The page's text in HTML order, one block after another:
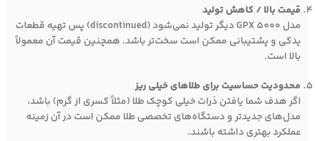
قیمت بالا / کاهش تولید
مدل GPX 5000 دیگر تولید نمی‌شود (discontinued) پس تهیه قطعات
یدکی و پشتیبانی ممکن است سخت‌تر باشد. همچنین قیمت آن معمولاً
بالا است.
محدودیت حساسیت برای طلاهای خیلی ریز
اگر هدف شما یافتن ذرات خیلی کوچک طلا (مثلاً کسری از گرم) باشد،
مدل‌های جدیدتر و دستگاه‌های تخصصی طلا ممکن است در آن زمینه
عملکرد بهتری داشته باشند.